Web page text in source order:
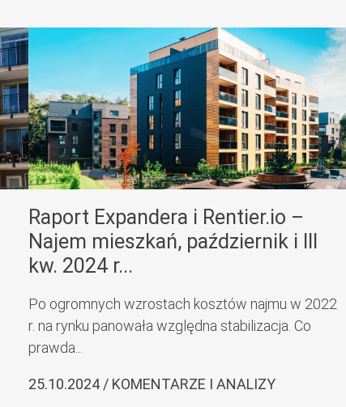
Raport Expandera i Rentier.io –
Najem mieszkań, październik i III
kw. 2024 r...
Po ogromnych wzrostach kosztów najmu w 2022
r. na rynku panowała względna stabilizacja. Co
prawda...
25.10.2024 / KOMENTARZE I ANALIZY